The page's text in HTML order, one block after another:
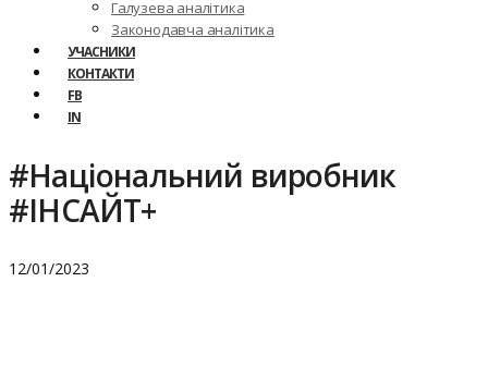
Галузева аналітика
Законодавча аналітика
УЧАСНИКИ
КОНТАКТИ
FB
IN
#Національний виробник
#ІНСАЙТ+
12/01/2023